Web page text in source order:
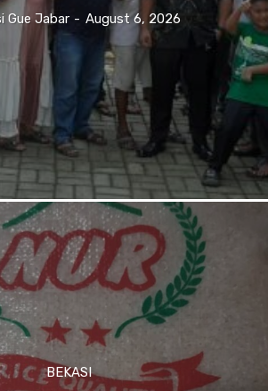
Gue Jabar - August 6, 2026
BEKASI